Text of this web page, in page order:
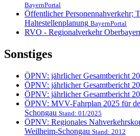
BayernPortal
Öffentlicher Personennahverkehr;
Haltestellenplanung BayernPortal
RVO - Regionalverkehr
Sonstiges
ÖPNV: jährlicher Gesamtbericht
ÖPNV: jährlicher Gesamtbericht
ÖPNV: jährlicher Gesamtbericht
ÖPNV: MVV-Fahrplan 2025 für
Schongau Stand: 01/2025
ÖPNV: Regionales
Weilheim-Schongau Stand: 2012